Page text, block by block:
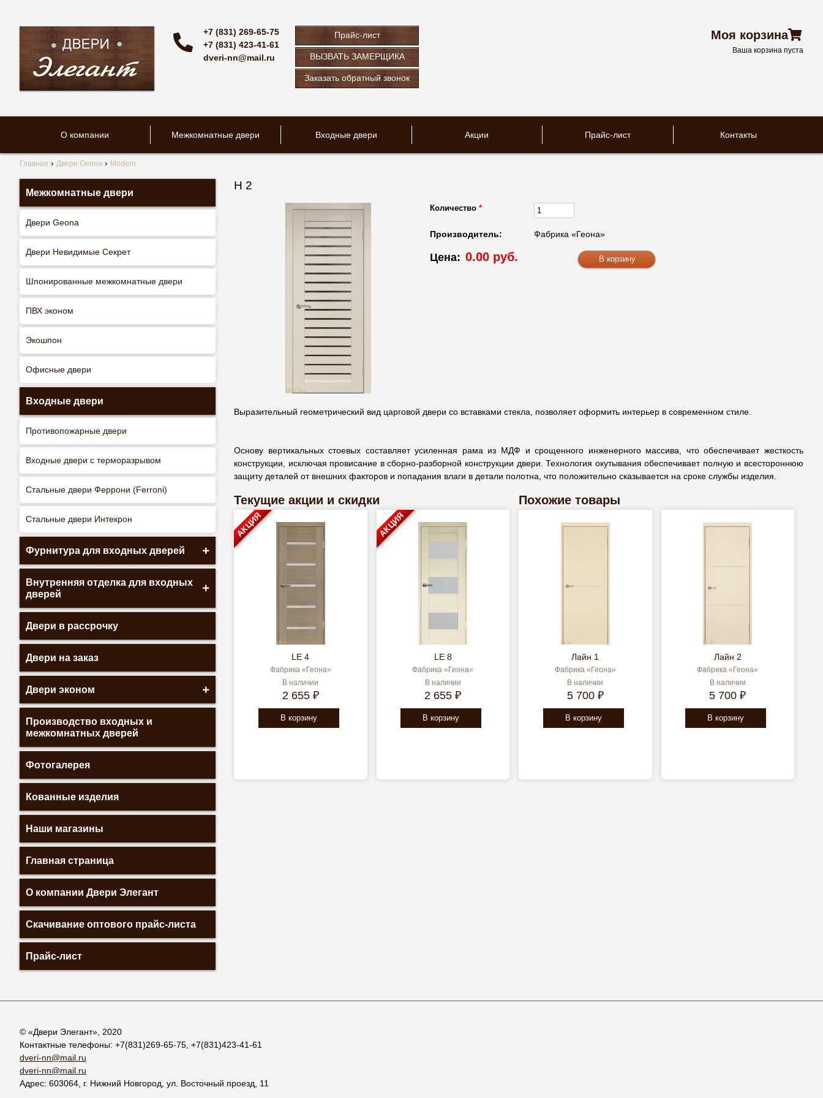
+7 (831) 269-65-75
+7 (831) 423-41-61
dveri-nn@mail.ru
Прайс-лист
ВЫЗВАТЬ ЗАМЕРЩИКА
Заказать обратный звонок
Моя корзина
Ваша корзина пуста
О компании Межкомнатные двери Входные двери Акции Прайс-лист Контакты
Главная Двери Geona Modern
Межкомнатные двери
Двери Geona
Двери Невидимые Секрет
Шпонированные межкомнатные двери
ПВХ эконом
Экошпон
Офисные двери
Входные двери
Противопожарные двери
Входные двери с терморазрывом
Стальные двери Феррони (Ferroni)
Стальные двери Интекрон
Фурнитура для входных дверей
Внутренняя отделка для входных
дверей
Двери в рассрочку
Двери на заказ
Двери эконом
Производство входных и
межкомнатных дверей
Фотогалерея
Кованные изделия
Наши магазины
Главная страница
О компании Двери Элегант
Скачивание оптового прайс-листа
Прайс-лист
H 2
Количество *
Производитель: Фабрика «Геона»
Цена: 0.00 руб.
Выразительный геометрический вид царговой двери со вставками стекла, позволяет оформить интерьер в современном стиле.
Основу вертикальных стоевых составляет усиленная рама из МДФ и срощенного инженерного массива, что обеспечивает жесткость
конструкции, исключая провисание в сборно-разборной конструкции двери. Технология окутывания обеспечивает полную и всестороннюю
защиту деталей от внешних факторов и попадания влаги в детали полотна, что положительно сказывается на сроке службы изделия.
Текущие акции и скидки
LE 4
Фабрика «Геона»
В наличии
2 655 ₽
В корзину
АКЦИЯ
LE 8
Фабрика «Геона»
В наличии
2 655 ₽
В корзину
АКЦИЯ
Похожие товары
Лайн 1
Фабрика «Геона»
В наличии
5 700 ₽
В корзину
Лайн 2
Фабрика «Геона»
В наличии
5 700 ₽
В корзину
© «Двери Элегант», 2020
Контактные телефоны: +7(831)269-65-75 +7(831)423-41-61
dveri-nn@mail.ru
dveri-nn@mail.ru
Адрес: 603064 , г. Нижний Новгород ул. Восточный проезд, 11